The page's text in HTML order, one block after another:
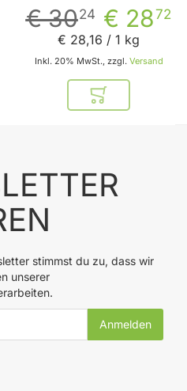
€ 2872
€ 3024
Inkl. 20% MwSt., zzgl. Versand
€ 28,16 / 1 kg
In den
stimmst du zu, dass wir
unserer